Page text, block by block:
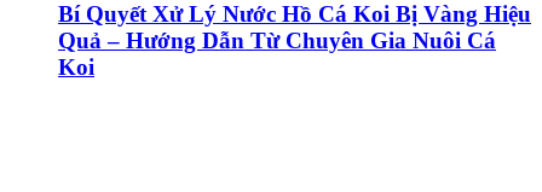
Bí Quyết Xử Lý Nước Hồ Cá Koi Bị Vàng Hiệu
Quả – Hướng Dẫn Từ Chuyên Gia Nuôi Cá
Koi